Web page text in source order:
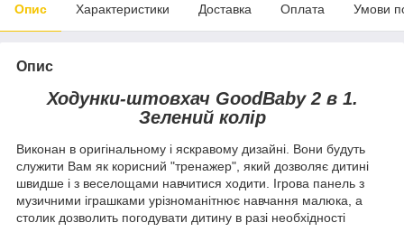
Опис Характеристики Доставка Оплата Умови
Опис
Ходунки-штовхач GoodBaby 2 в 1.
Зелений колір
Виконан в оригінальному і яскравому дизайні. Вони будуть
служити Вам як корисний "тренажер", який дозволяє дитині
швидше і з веселощами навчитися ходити. Ігрова панель з
музичними іграшками урізноманітнює навчання малюка, а
столик дозволить погодувати дитину в разі необхідності